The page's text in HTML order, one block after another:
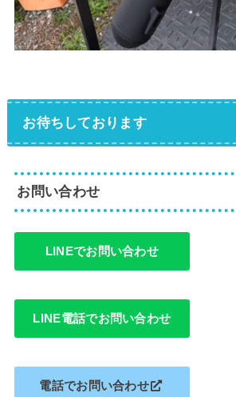
お待ちしております
お問い合わせ
LINEでお問い合わせ
LINE電話でお問い合わせ
電話でお問い合わせ